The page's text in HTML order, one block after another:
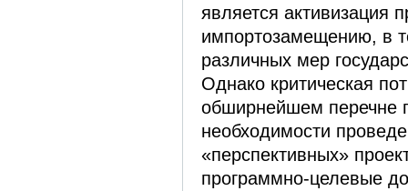
является активизация
импортозамещению, в
различных мер
Однако критическая
обширнейшем перечне
необходимости
«перспективных»
программно-целевые